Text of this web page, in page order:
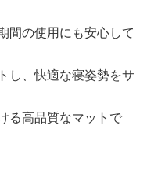
間の使用にも安心して
し、快適な寝姿勢をサ
る高品質なマットで